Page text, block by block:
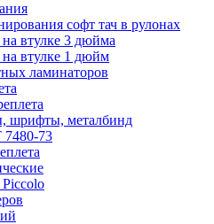
софт тач в рулонах
втулке 3 дюйма
втулке 1 дюйм
ламинаторов
шрифты, металбинд
73